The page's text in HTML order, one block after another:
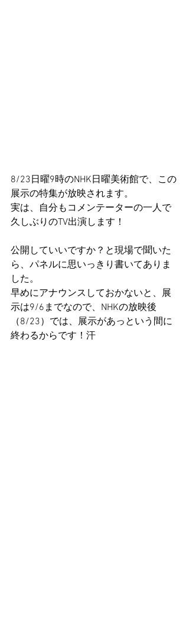
8/23日曜9時のNHK日曜美術館で、この
展示の特集が放映されます。
実は、自分もコメンテーターの一人で
久しぶりのTV出演します！
公開していいですか？と現場で聞いた
ら、パネルに思いっきり書いてありま
した。
早めにアナウンスしておかないと、展
示は9/6までなので、NHKの放映後
（8/23）では、展示があっという間に
終わるからです！汗